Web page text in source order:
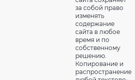
за собой право
изменять
содержание
сайта в любое
время и по
собственному
решению.
Копирование и
распространение